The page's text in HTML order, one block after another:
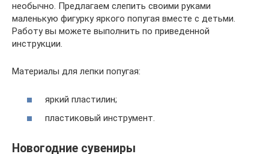
необычно. Предлагаем слепить своими руками
маленькую фигурку яркого попугая вместе с детьми.
Работу вы можете выполнить по приведенной
инструкции.
Материалы для лепки попугая:
яркий пластилин;
пластиковый инструмент.
Новогодние сувениры